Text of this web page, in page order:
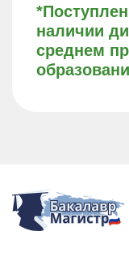
наличии
среднем